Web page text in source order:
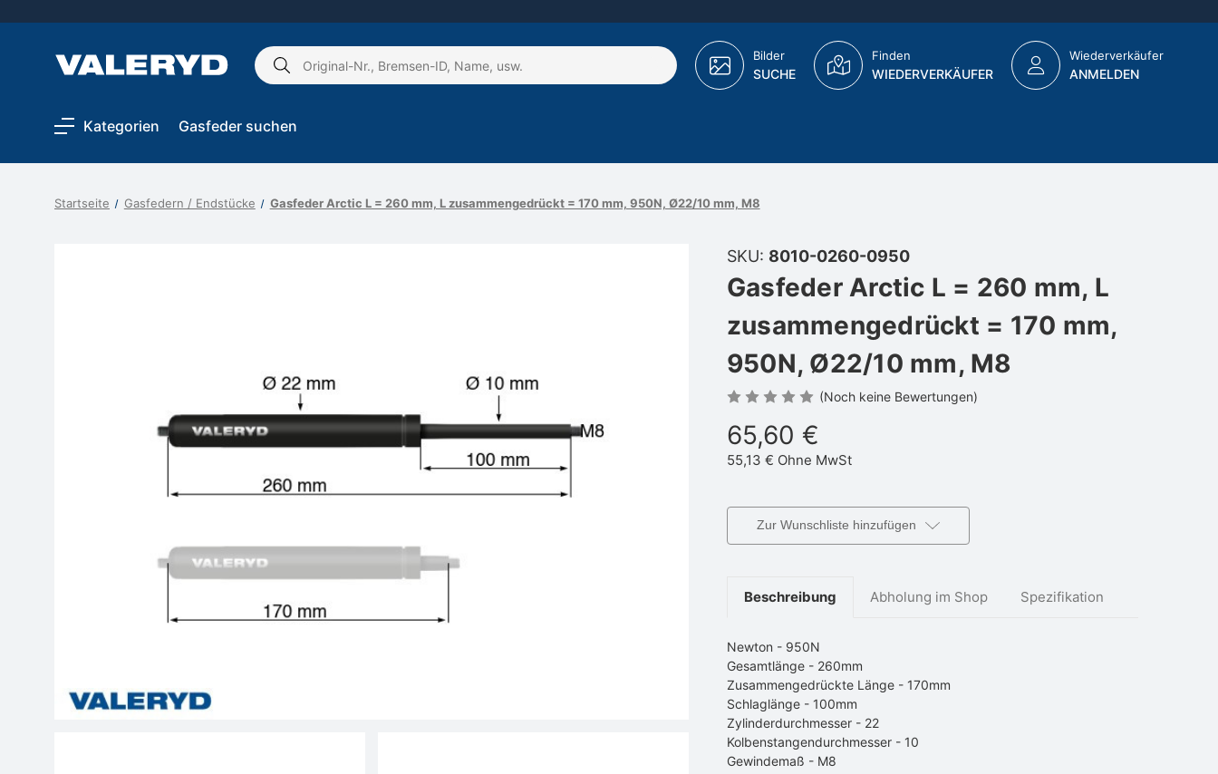
Schlagwort
Bilder
SUCHE
Finden
WIEDERVERKÄUFER
Wiederverkäufer
ANMELDEN
Kategorien Gasfeder suchen
Startseite Gasfedern / Endstücke Gasfeder Arctic L = 260 mm, L zusammengedrückt = 170 mm, 950N, Ø22/10 mm, M8
SKU: 8010-0260-0950
Gasfeder Arctic L = 260 mm, L
zusammengedrückt = 170 mm,
950N, Ø22/10 mm, M8
(Noch keine Bewertungen)
65,60 €
55,13 € Ohne MwSt
Zur Wunschliste hinzufügen
Beschreibung Abholung im Shop Spezifikation
Newton - 950N
Gesamtlänge - 260mm
Zusammengedrückte Länge - 170mm
Schlaglänge - 100mm
Zylinderdurchmesser - 22
Kolbenstangendurchmesser - 10
Gewindemaß - M8